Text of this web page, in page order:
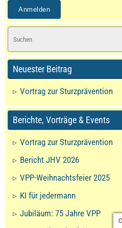
Neuester Beitrag
Vortrag zur Sturzprävention
Berichte, Vorträge & Events
Vortrag zur Sturzprävention
Bericht JHV 2026
VPP-Weihnachtsfeier 2025
KI für jedermann
Jubiläum: 75 Jahre VPP